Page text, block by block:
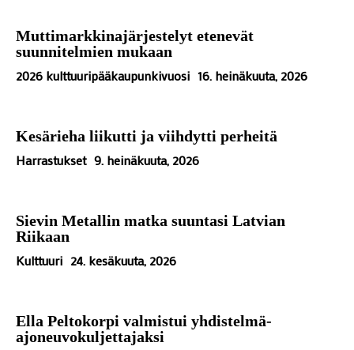
Muttimarkkinajärjestelyt etenevät
suunnitelmien mukaan
2026 kulttuuripääkaupunkivuosi 16. heinäkuuta, 2026
Kesärieha liikutti ja viihdytti perheitä
Harrastukset 9. heinäkuuta, 2026
Sievin Metallin matka suuntasi Latvian
Riikaan
Kulttuuri 24. kesäkuuta, 2026
Ella Peltokorpi valmistui yhdistelmä-
ajoneuvokuljettajaksi